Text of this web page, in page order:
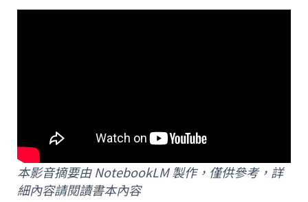
本影音摘要由 NotebookLM 製作，僅供參考，詳
細內容請閱讀書本內容